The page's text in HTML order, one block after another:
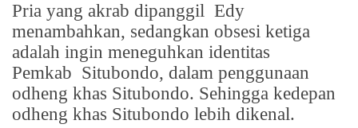
Pria yang akrab dipanggil Edy
menambahkan, sedangkan obsesi ketiga
adalah ingin meneguhkan identitas
Pemkab Situbondo, dalam penggunaan
odheng khas Situbondo. Sehingga kedepan
odheng khas Situbondo lebih dikenal.